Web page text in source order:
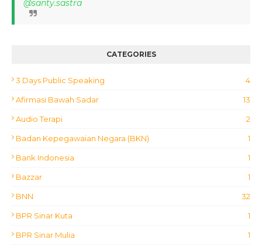
@santy.sastra
CATEGORIES
3 Days Public Speaking 4
Afirmasi Bawah Sadar 13
Audio Terapi 2
Badan Kepegawaian Negara (BKN) 1
Bank Indonesia 1
Bazzar 1
BNN 32
BPR Sinar Kuta 1
BPR Sinar Mulia 1